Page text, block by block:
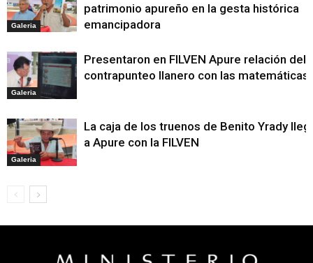
Galeria
patrimonio apureño en la gesta histórica
emancipadora
Galeria
Presentaron en FILVEN Apure relación del
contrapunteo llanero con las matemáticas
Galeria
La caja de los truenos de Benito Yrady
a Apure con la FILVEN